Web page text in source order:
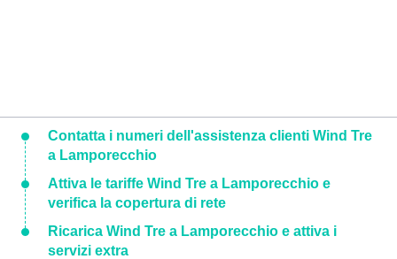
Contatta i numeri dell'assistenza clienti Wind Tre
a Lamporecchio
Attiva le tariffe Wind Tre a Lamporecchio e
verifica la copertura di rete
Ricarica Wind Tre a Lamporecchio e attiva i
servizi extra